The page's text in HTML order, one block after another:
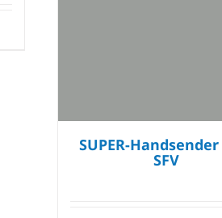
SUPER-Handsender
SFV